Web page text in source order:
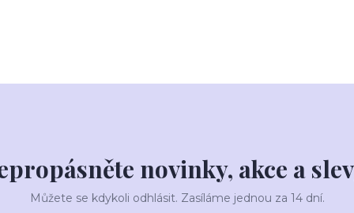
novinky, akce a
Můžete se kdykoli odhlásit. Zasíláme jednou za 14 dní.